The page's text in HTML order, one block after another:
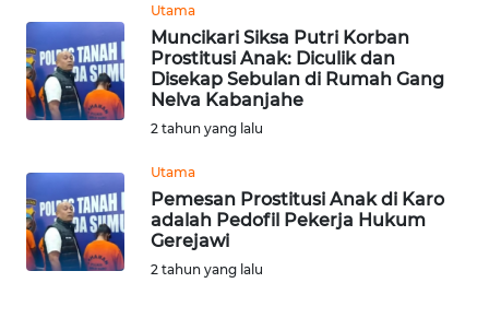
Utama
Muncikari Siksa Putri Korban
Prostitusi Anak: Diculik dan
Disekap Sebulan di Rumah Gang
Nelva Kabanjahe
2 tahun yang lalu
Utama
Pemesan Prostitusi Anak di Karo
adalah Pedofil Pekerja Hukum
Gerejawi
2 tahun yang lalu
KALTIM
WN
SULSEL
GORONTALO
WN
SULUT